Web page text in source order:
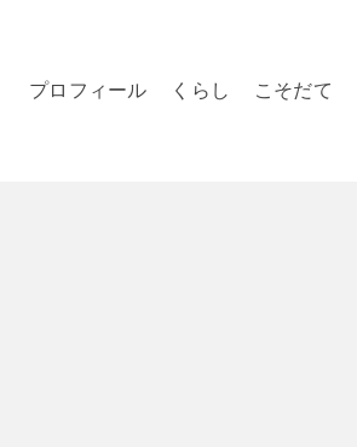
プロフィール くらし こそだて